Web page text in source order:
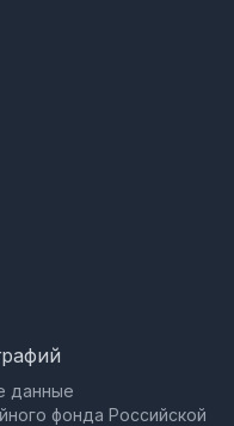
данные
фонда Российской